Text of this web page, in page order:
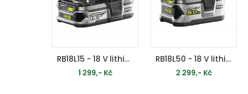
RB18L15 - 18 V lithium iontová baterie 1,5 Ah ONE+
1 299,- Kč
RB18L50 - 18 V lithium iontová baterie 5,0 Ah ONE+
2 299,- Kč